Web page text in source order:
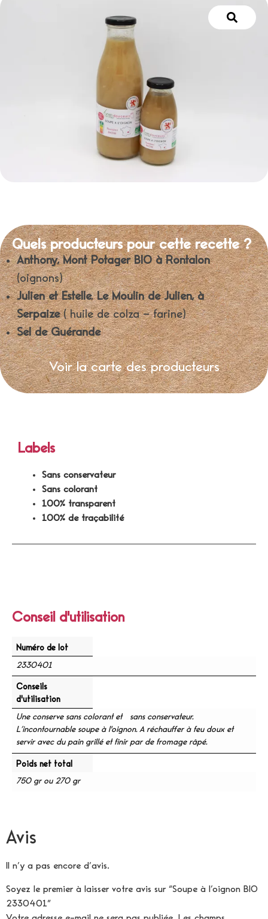
Quels producteurs pour cette recette ?
Anthony, Mont Potager BIO à Rontalon
(oignons)
Julien et Estelle,Le Moulin de Julien, à
Serpaize( huile de colza – farine)
Sel de Guérande
Voir la carte des producteurs
Conseil d'utilisation
Numéro de lot
2330401
Conseils
d'utilisation
Une conserve sans colorant et sans conservateur.
L’incontournable soupe à l'oignon. A réchauffer à feu doux et
servir avec du pain grillé et finir par de fromage râpé.
Poids net total
750 gr ou 270 gr
Labels
Sans conservateur
Sans colorant
100% transparent
100% de traçabilité
Avis
Il n’y a pas encore d’avis.
Soyez le premier à laisser votre avis sur “Soupe à l’oignon BIO
2330401”